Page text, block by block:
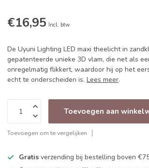
€16,95 Incl. btw
De Uyuni Lighting LED maxi theelicht in
gepatenteerde unieke 3D vlam, die net als
onregelmatig flikkert, waardoor hij op het
echt te onderscheiden is. Lees meer.
Toevoegen aan
Toevoegen om te vergelijken
Gratis verzending bij bestelling boven